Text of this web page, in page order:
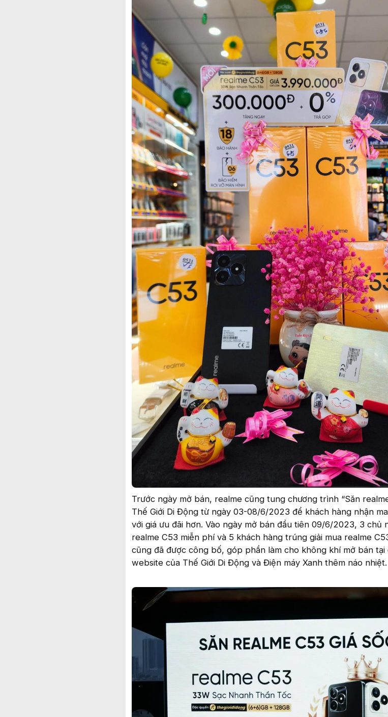
Trước ngày mở bán, realme cũng tung chương trình “Săn
Thế Giới Di Động từ ngày 03-08/6/2023 để khách hàng nhận
với giá ưu đãi hơn. Vào ngày mở bán đầu tiên 09/6/2023, 3 chủ
realme C53 miễn phí và 5 khách hàng trúng giải mua realme
cũng đã được công bố, góp phần làm cho không khí mở bán
website của Thế Giới Di Động và Điện máy Xanh thêm náo nhiệt.